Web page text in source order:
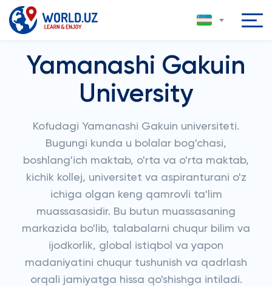
Yamanashi Gakuin
University
Kofudagi Yamanashi Gakuin universiteti.
Bugungi kunda u bolalar bog'chasi,
boshlang'ich maktab, o'rta va o'rta maktab,
kichik kollej, universitet va aspiranturani o'z
ichiga olgan keng qamrovli ta'lim
muassasasidir. Bu butun muassasaning
markazida bo'lib, talabalarni chuqur bilim va
ijodkorlik, global istiqbol va yapon
madaniyatini chuqur tushunish va qadrlash
orqali jamiyatga hissa qo'shishga intiladi.